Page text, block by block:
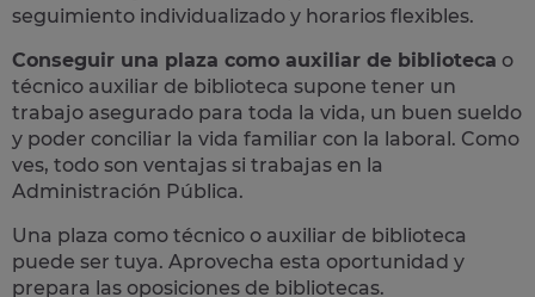
seguimiento individualizado y horarios flexibles.
Conseguir una plaza como auxiliar de biblioteca o
técnico auxiliar de biblioteca supone tener un
trabajo asegurado para toda la vida, un buen sueldo
y poder conciliar la vida familiar con la laboral. Como
ves, todo son ventajas si trabajas en la
Administración Pública.
Una plaza como técnico o auxiliar de biblioteca
puede ser tuya. Aprovecha esta oportunidad y
prepara las oposiciones de bibliotecas.